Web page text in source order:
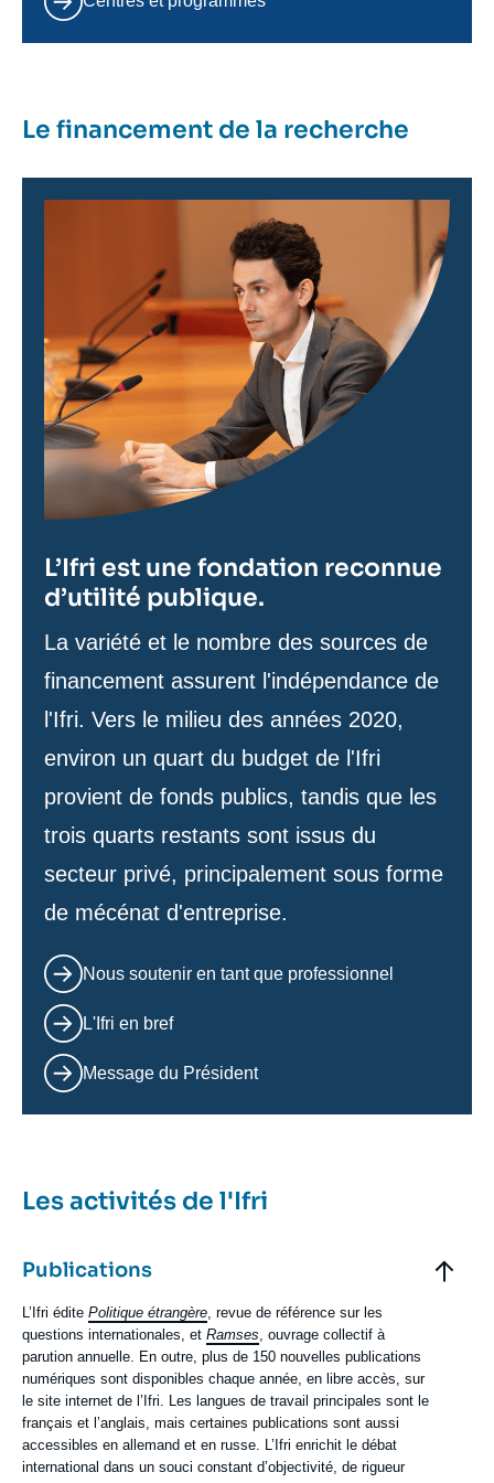
Le financement de la recherche
L’Ifri est une fondation reconnue
d’utilité publique.
Texte
de
contenu
La variété et le nombre des sources de
financement assurent l'indépendance de
l'Ifri. Vers le milieu des années 2020,
environ un quart du budget de l'Ifri
provient de fonds publics, tandis que les
trois quarts restants sont issus du
secteur privé, principalement sous forme
de mécénat d'entreprise.
Nous soutenir en tant que professionnel
L'Ifri en bref
Message du Président
Les activités de l'Ifri
accordéon
Titre
Publications
Contenu
texte
L’Ifri édite Politique étrangère, revue de référence sur les
questions internationales, et Ramses, ouvrage collectif à
parution annuelle. En outre, plus de 150 nouvelles publications
numériques sont disponibles chaque année, en libre accès, sur
le site internet de l’Ifri. Les langues de travail principales sont le
français et l’anglais, mais certaines publications sont aussi
accessibles en allemand et en russe. L’Ifri enrichit le débat
international dans un souci constant d’objectivité, de rigueur